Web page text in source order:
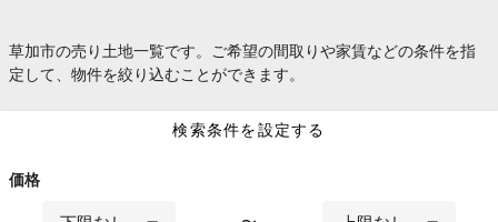
草加市の売り土地一覧です。ご希望の間取りや家賃などの条件を指
定して、物件を絞り込むことができます。
検索条件を設定する
価格